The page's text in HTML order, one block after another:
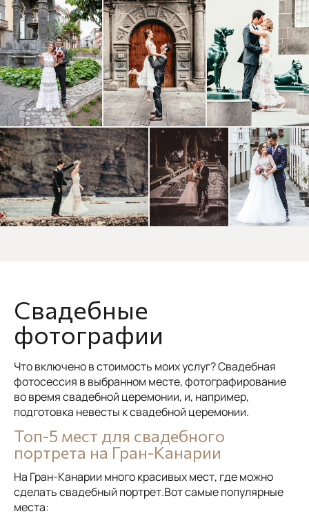
Свадебные
фотографии
Что включено в стоимость моих услуг? Свадебная
фотосессия в выбранном месте, фотографирование
во время свадебной церемонии, и, например,
подготовка невесты к свадебной церемонии.
Топ-5 мест для свадебного
портрета на Гран-Канарии
На Гран-Канарии много красивых мест, где можно
сделать свадебный портрет.Вот самые популярные
места: